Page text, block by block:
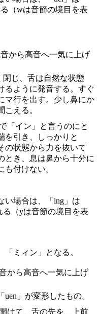
る（wは音節の境目を表
音から高音へ一気に上げ
閉じ、舌は自然な状態
るように発音する。すぐ
マ行を出す。少し鼻にか
こえる。
「イン」と言うのにと
を引き、しっかりと
の状態から力を抜いて
とき、息は鼻から十分に
も付けない。
い場合は、「ing」は
る（yは音節の境目を表
「ミィン」となる。
から高音へ一気に上げ
uen」が変形したもの。
けて、舌の先を、上前